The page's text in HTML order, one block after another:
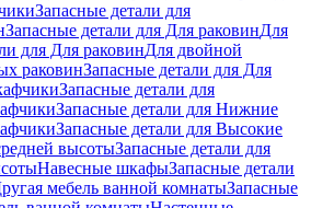
Запасные детали для
Запасные детали для Для раковинДля
для Для раковинДля двойной
pаковинЗапасные детали для Для
Запасные детали для
Запасные детали для Нижние
Запасные детали для Высокие
высотыЗапасные детали для
Навесные шкафыЗапасные детали
мебель ванной комнатыЗапасные